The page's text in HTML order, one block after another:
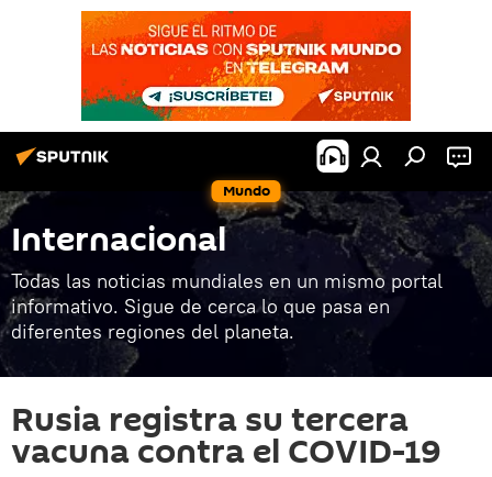
Mundo
Internacional
Todas las noticias mundiales en un mismo portal
informativo. Sigue de cerca lo que pasa en
diferentes regiones del planeta.
Rusia registra su tercera
vacuna contra el COVID-19